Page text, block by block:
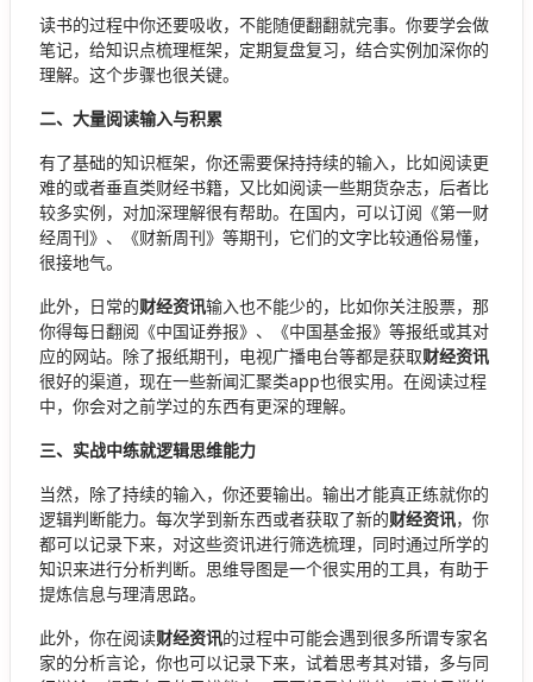
读书的过程中你还要吸收，不能随便翻翻就完事。你要学会做
笔记，给知识点梳理框架，定期复盘复习，结合实例加深你的
理解。这个步骤也很关键。
二、大量阅读输入与积累
有了基础的知识框架，你还需要保持持续的输入，比如阅读更
难的或者垂直类财经书籍，又比如阅读一些期货杂志，后者比
较多实例，对加深理解很有帮助。在国内，可以订阅《第一财
经周刊》、《财新周刊》等期刊，它们的文字比较通俗易懂，
很接地气。
此外，日常的财经资讯输入也不能少的，比如你关注股票，那
你得每日翻阅《中国证券报》、《中国基金报》等报纸或其对
应的网站。除了报纸期刊，电视广播电台等都是获取财经资讯
很好的渠道，现在一些新闻汇聚类app也很实用。在阅读过程
中，你会对之前学过的东西有更深的理解。
三、实战中练就逻辑思维能力
当然，除了持续的输入，你还要输出。输出才能真正练就你的
逻辑判断能力。每次学到新东西或者获取了新的财经资讯，你
都可以记录下来，对这些资讯进行筛选梳理，同时通过所学的
知识来进行分析判断。思维导图是一个很实用的工具，有助于
提炼信息与理清思路。
此外，你在阅读财经资讯的过程中可能会遇到很多所谓专家名
家的分析言论，你也可以记录下来，试着思考其对错，多与同